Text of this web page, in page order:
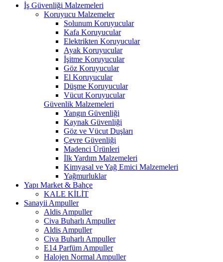
İş Güvenliği Malzemeleri
Koruyucu Malzemeler
Solunum Koruyucular
Kafa Koruyucular
Elektrikten Koruyucular
Ayak Koruyucular
İşitme Koruyucular
Göz Koruyucular
El Koruyucular
Düşme Koruyucular
Vücut Koruyucular
Güvenlik Malzemeleri
Yangın Güvenliği
Kaynak Güvenliği
Göz ve Vücut Duşları
Çevre Güvenliği
Madenci Ürünleri
İlk Yardım Malzemeleri
Kimyasal ve Yağ Emici Malzemeleri
Yağmurluklar
Yapı Market & Bahçe
KALE KİLİT
Sanayii Ampuller
Aldis Ampuller
Civa Buharlı Ampuller
Aldis Ampuller
Civa Buharlı Ampuller
E14 Parfüm Ampuller
Halojen Normal Ampuller